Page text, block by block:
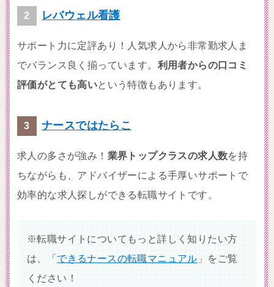
レバウェル看護
サポート力に定評あり！人気求人から非常勤求人ま
でバランス良く揃っています。 利用者からの口コミ
評価がとても高いという特徴もあります。
ナースではたらこ
求人の多さが強み！ 業界トップクラスの求人数を持
ちながらも、アドバイザーによる手厚いサポートで
効率的な求人探しができる転職サイトです。
※転職サイトについてもっと詳しく知りたい方
は、「できるナースの転職マニュアル 」をご覧
ください！